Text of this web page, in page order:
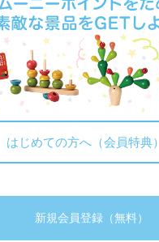
はじめての方へ（会員特典）
新規会員登録（無料）